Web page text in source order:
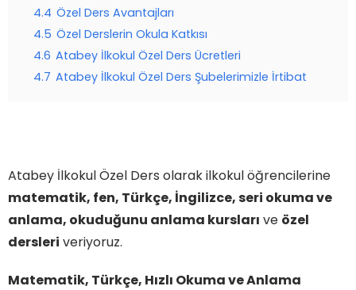
4.4 Özel Ders Avantajları
4.5 Özel Derslerin Okula Katkısı
4.6 Atabey İlkokul Özel Ders Ücretleri
4.7 Atabey İlkokul Özel Ders Şubelerimizle İrtibat
Atabey İlkokul Özel Ders olarak ilkokul öğrencilerine
matematik, fen, Türkçe, İngilizce, seri okuma ve
anlama, okuduğunu anlama kursları ve özel
dersleri veriyoruz.
Matematik, Türkçe, Hızlı Okuma ve Anlama